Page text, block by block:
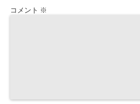
コメント ※